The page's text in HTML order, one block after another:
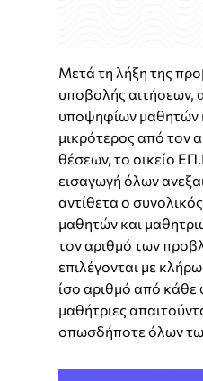
Μετά τη λήξη της
υποβολής αιτήσεων,
υποψηφίων μαθητών
μικρότερος από τον
θέσεων, το οικείο
εισαγωγή όλων
αντίθετα ο
μαθητών και
τον αριθμό των
επιλέγονται με
ίσο αριθμό από κάθε
μαθήτριες
οπωσδήποτε όλων